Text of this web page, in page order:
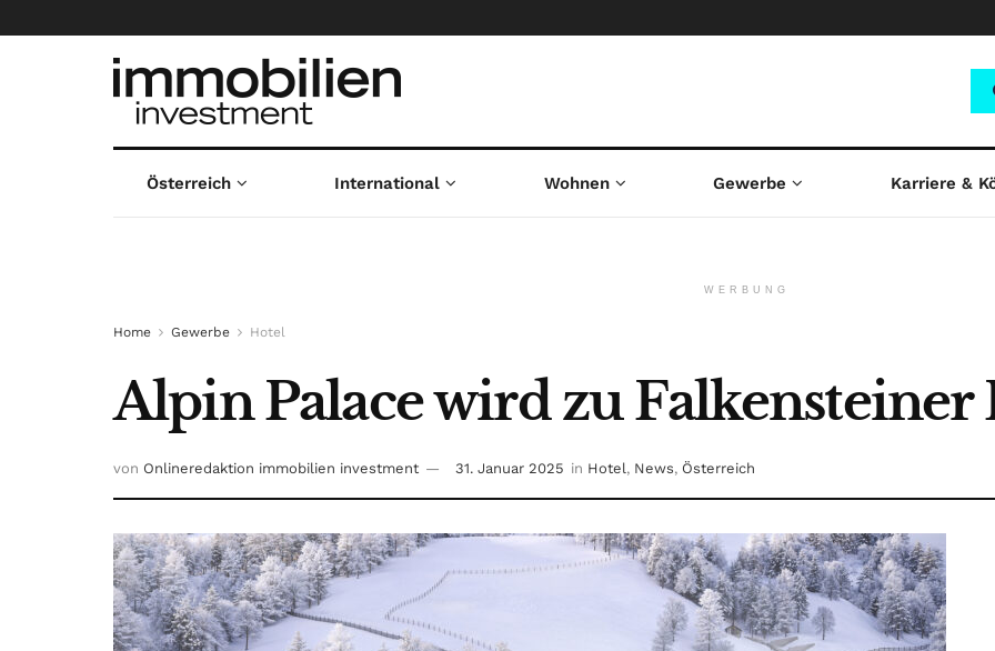
Österreich International Wohnen Gewerbe Karriere &
WERBUNG
Home Gewerbe Hotel
Alpin Palace wird zu Falkensteiner
von Onlineredaktion immobilien investment 31. Januar 2025 in Hotel, News, Österreich